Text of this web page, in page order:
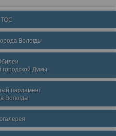
ТОС
Вологды
городской Думы
парламент
Вологды